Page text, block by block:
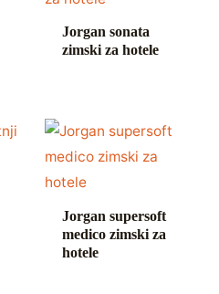
Jorgan sonata
zimski za hotele
Jorgan supersoft
medico zimski za
hotele